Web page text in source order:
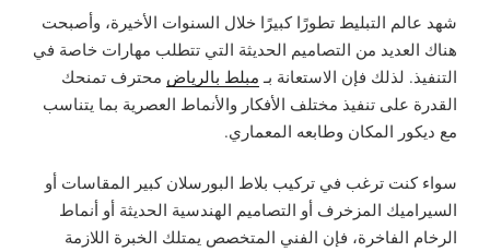
شهد عالم التبليط تطورًا كبيرًا خلال السنوات الأخيرة، وأصبحت
هناك العديد من التصاميم الحديثة التي تتطلب مهارات خاصة في
التنفيذ. لذلك فإن الاستعانة بـ مبلط بالرياض محترف تمنحك
القدرة على تنفيذ مختلف الأفكار والأنماط العصرية بما يتناسب
مع ديكور المكان وطابعه المعماري.
سواء كنت ترغب في تركيب بلاط البورسلان كبير المقاسات أو
السيراميك المزخرف أو التصاميم الهندسية الحديثة أو أنماط
الرخام الفاخرة، فإن الفني المتخصص يمتلك الخبرة اللازمة